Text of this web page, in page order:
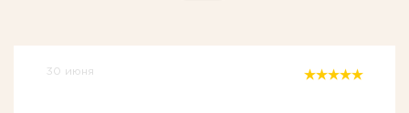
30 июня